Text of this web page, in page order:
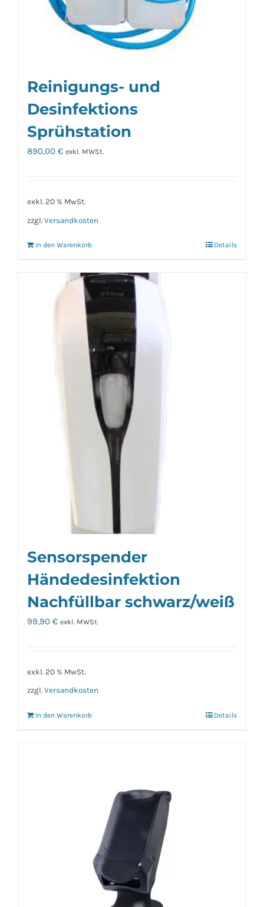
Reinigungs- und
Desinfektions
Sprühstation
890,00 € exkl. MWSt.
exkl. 20 % MwSt.
zzgl. Versandkosten
In den Warenkorb Details
Sensorspender
Händedesinfektion
Nachfüllbar schwarz/weiß
99,90 € exkl. MWSt.
exkl. 20 % MwSt.
zzgl. Versandkosten
In den Warenkorb Details